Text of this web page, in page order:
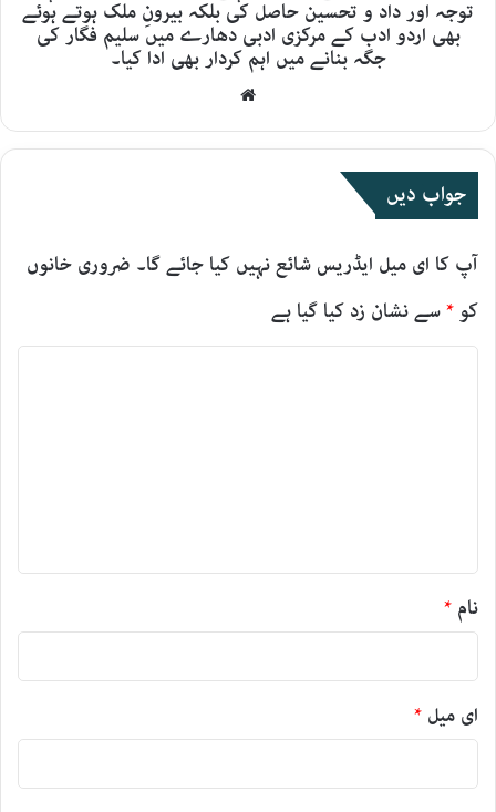
توجہ اور داد و تحسین حاصل کی بلکہ بیرونِ ملک ہوتے ہوئے
بھی اردو ادب کے مرکزی ادبی دھارے میں سلیم فگار کی
جگہ بنانے میں اہم کردار بھی ادا کیا۔
جواب دیں
آپ کا ای میل ایڈریس شائع نہیں کیا جائے گا۔ ضروری خانوں
کو *سے نشان زد کیا گیا ہے
نام *
ای میل *